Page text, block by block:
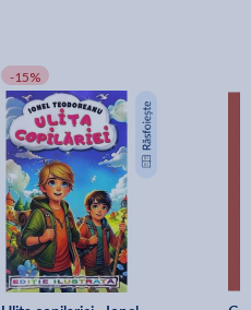
-15%